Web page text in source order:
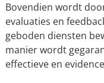
Bovendien wordt
evaluaties en
geboden diensten
manier wordt
effectieve en